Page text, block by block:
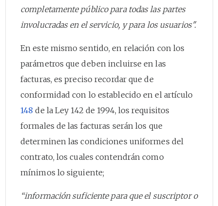
completamente público para todas las partes
involucradas en el servicio, y para los usuarios".
En este mismo sentido, en relación con los
parámetros que deben incluirse en las
facturas, es preciso recordar que de
conformidad con lo establecido en el artículo
148 de la Ley 142 de 1994, los requisitos
formales de las facturas serán los que
determinen las condiciones uniformes del
contrato, los cuales contendrán como
mínimos lo siguiente;
“información suficiente para que el suscriptor o